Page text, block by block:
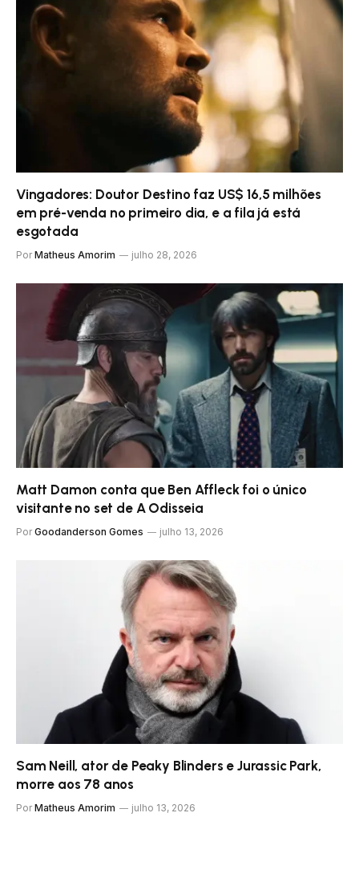
Vingadores: Doutor Destino faz US$ 16,5 milhões
em pré-venda no primeiro dia, e a fila já está
esgotada
Por Matheus Amorim julho 28, 2026
Matt Damon conta que Ben Affleck foi o único
visitante no set de A Odisseia
Por Goodanderson Gomes julho 13, 2026
Sam Neill, ator de Peaky Blinders e Jurassic Park,
morre aos 78 anos
Por Matheus Amorim julho 13, 2026